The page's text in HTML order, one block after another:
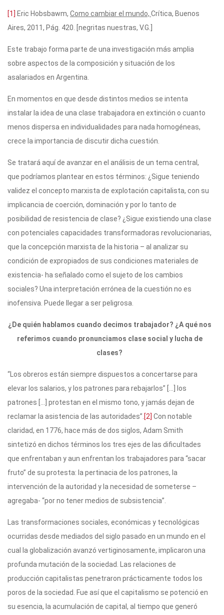
[1] Eric Hobsbawm, Como cambiar el mundo, Crítica, Buenos
Aires, 2011, Pág. 420. [negritas nuestras, V.G.]
Este trabajo forma parte de una investigación más amplia
sobre aspectos de la composición y situación de los
asalariados en Argentina.
En momentos en que desde distintos medios se intenta
instalar la idea de una clase trabajadora en extinción o cuanto
menos dispersa en individualidades para nada homogéneas,
crece la importancia de discutir dicha cuestión.
Se tratará aquí de avanzar en el análisis de un tema central,
que podríamos plantear en estos términos: ¿Sigue teniendo
validez el concepto marxista de explotación capitalista, con su
implicancia de coerción, dominación y por lo tanto de
posibilidad de resistencia de clase? ¿Sigue existiendo una clase
con potenciales capacidades transformadoras revolucionarias,
que la concepción marxista de la historia – al analizar su
condición de expropiados de sus condiciones materiales de
existencia- ha señalado como el sujeto de los cambios
sociales? Una interpretación errónea de la cuestión no es
inofensiva. Puede llegar a ser peligrosa.
¿De quién hablamos cuando decimos trabajador? ¿A qué nos
referimos cuando pronunciamos clase social y lucha de
clases?
“Los obreros están siempre dispuestos a concertarse para
elevar los salarios, y los patrones para rebajarlos” […] los
patrones […] protestan en el mismo tono, y jamás dejan de
reclamar la asistencia de las autoridades”.[2] Con notable
claridad, en 1776, hace más de dos siglos, Adam Smith
sintetizó en dichos términos los tres ejes de las dificultades
que enfrentaban y aun enfrentan los trabajadores para “sacar
fruto” de su protesta: la pertinacia de los patrones, la
intervención de la autoridad y la necesidad de someterse –
agregaba- “por no tener medios de subsistencia”.
Las transformaciones sociales, económicas y tecnológicas
ocurridas desde mediados del siglo pasado en un mundo en el
cual la globalización avanzó vertiginosamente, implicaron una
profunda mutación de la sociedad. Las relaciones de
producción capitalistas penetraron prácticamente todos los
poros de la sociedad. Fue así que el capitalismo se potenció en
su esencia, la acumulación de capital, al tiempo que generó